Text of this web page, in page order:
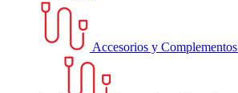
Accesorios y Complementos